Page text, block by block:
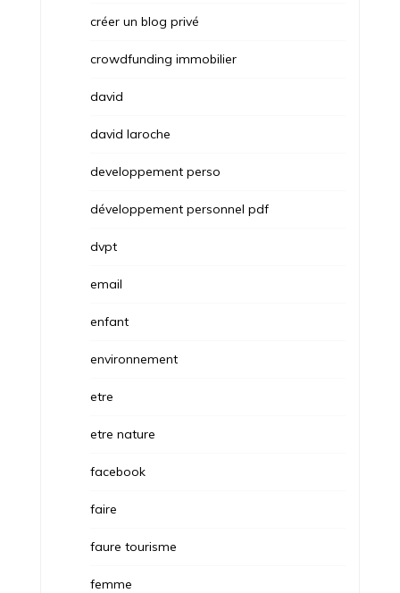
créer un blog privé
crowdfunding immobilier
david
david laroche
developpement perso
développement personnel pdf
dvpt
email
enfant
environnement
etre
etre nature
facebook
faire
faure tourisme
femme